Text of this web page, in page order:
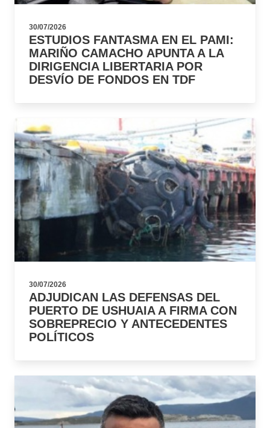
30/07/2026
ESTUDIOS FANTASMA EN EL PAMI:
MARIÑO CAMACHO APUNTA A LA
DIRIGENCIA LIBERTARIA POR
DESVÍO DE FONDOS EN TDF
30/07/2026
ADJUDICAN LAS DEFENSAS DEL
PUERTO DE USHUAIA A FIRMA CON
SOBREPRECIO Y ANTECEDENTES
POLÍTICOS